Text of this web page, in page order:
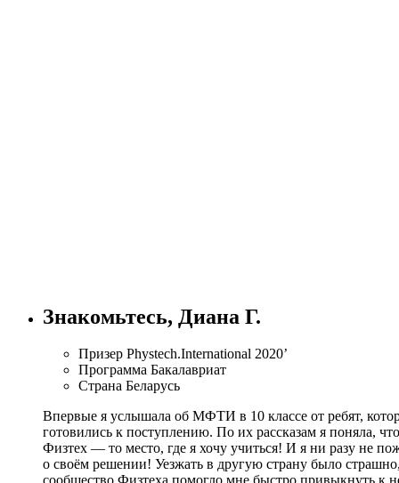
Знакомьтесь, Диана Г.
Призер Phystech.International 2020’
Программа Бакалавриат
Страна Беларусь
Впервые я услышала об МФТИ в 10 классе от ребят,
готовились к поступлению. По их рассказам я поняла, что
Физтех — то место, где я хочу учиться! И я ни разу не
о своём решении! Уезжать в другую страну было